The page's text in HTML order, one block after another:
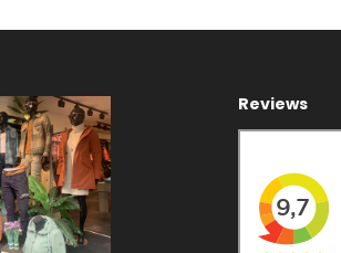
Reviews